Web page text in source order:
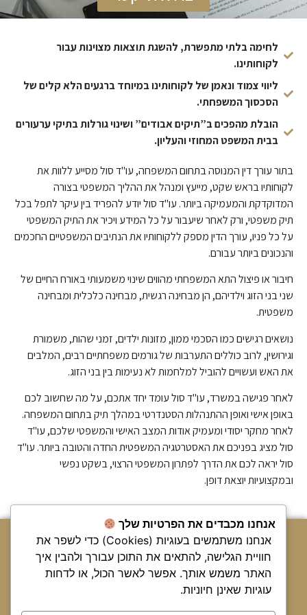
לחימה בלתי מתפשרת, להשגת תוצאות מצוינות עבור
לקוחותינו.
ליווי צמוד ונאמן של לקוחותינו במיוחד ברגעים הלא קלים של
הסכסוך המשפחתי.
הובלת מהפכים ב”תיקים אבודים” ושינוי גורלות בתיקי ערעורים
בבית המשפט המחוזי והעליון.
בתור עורך דין המנוסה בתחום המשפחה, עו"ד סול מסייע ללוות את
לקוחותיו בראש שקט, מייעץ ומנהל את ההליך המשפטי בצורה
המדוקדקת והמעמיקה ביותר. עו"ד סול יודע להפריד בין עיקר לתפל בכל
תיק משפטי, ורק לאחר שיעבור על כל המידע ויכיר את התיק המשפטי
על כל פניו, עורך הדין מספק ללקוחותיו את הנתיבים המשפטיים החכמים
והנכונים ביותר עבורם.
חיבור או פיצול התא המשפחתי מהווים שינוי משמעותי באורח החיים של
שני בני הזוג וילדיהם, הן מבחינה רגשית, מבחינה כלכלית ומבחינה
משפטית.
נושאים רגישים כמו הסכמי ממון, מזונות ילדים, זמני שהות, משמורת
וגירושין, לרוב כוללים התערבות של גורמים משפחתיים רבים, המלבים
את האש ועשויים להוביל למלחמות לא נעימות בין בני הזוג.
לאחר פגישה במשרד, עו"ד סול עומד יחד אתכם, על מה שחשוב לכם
באופן אישי ואופן ההתנהלות הסטנדרטי במהלך תיק בתחום המשפחה.
לאחר מחקר יסודי ומעמיק אודות המצב האישי והמשפטי שלכם, עו"ד
סול מציג בפניכם את האסטרטגיה המשפטית החדה והטובה ביותר. עו"ד
סול יראה לכם את הדרך לפתרון המשפטי הרצוי, בשקט נפשי
ובמקצועיות יוצאת דופן.
לשיחת ייעוץ ראשונית
השאירו פרטים ונחזור אליכם בהקדם
אנחנו מכבדים את הפרטיות שלך
אנחנו משתמשים בעוגיות (Cookies) כדי לשפר את
חוויית הגלישה, להתאים את התוכן עבורך ולהבין איך
האתר משמש אותך. אפשר לאשר הכול, או לדחות
עוגיות שאינן חיוניות.